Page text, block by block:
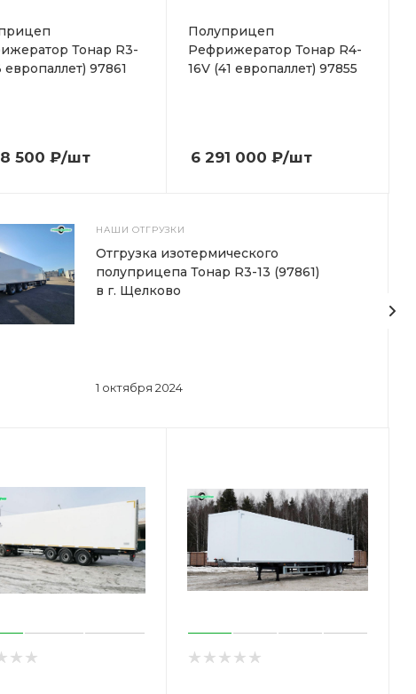
Тонар R3-
европаллет) 97861
500 ₽/шт
Полуприцеп
Рефрижератор Тонар R4-
16V (41 европаллет) 97855
6 291 000 ₽/шт
НАШИ ОТГРУЗКИ
1 октября 2024
Отгрузка изотермического
полуприцепа Тонар R3-13 (97861)
в г. Щелково